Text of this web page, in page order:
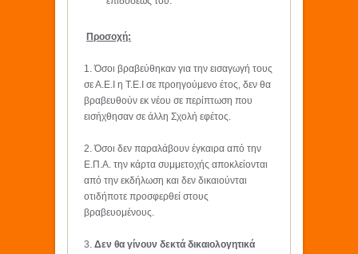
Προσοχή:
1. Όσοι βραβεύθηκαν για την εισαγωγή τους
σε Α.Ε.Ι η Τ.Ε.Ι σε προηγούμενο έτος, δεν θα
βραβευθούν εκ νέου σε περίπτωση που
εισήχθησαv σε άλλη Σχολή εφέτος.
2. Όσοι δεν παραλάβουν έγκαιρα από την
Ε.Π.Α. την κάρτα συμμετοχής αποκλείονται
από την εκδήλωση και δεν δικαιούνται
οτιδήποτε προσφερθεί στους
βραβευομένους.
3. Δεν θα γίνουν δεκτά δικαιολογητικά